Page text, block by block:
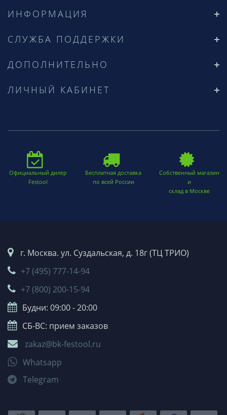
ИНФОРМАЦИЯ
СЛУЖБА ПОДДЕРЖКИ
ДОПОЛНИТЕЛЬНО
ЛИЧНЫЙ КАБИНЕТ
Официальный дилер
Festool
Бесплатная доставка
по всей России
Собственный магазин
и
склад в Москве
г. Москва. ул. Суздальская, д. 18г (ТЦ ТРИО)
+7 (495) 777-14-94
+7 (800) 200-15-94
Будни: 09:00 - 20:00
СБ-ВС: прием заказов
zakaz@bk-festool.ru
Whatsapp
Telegram